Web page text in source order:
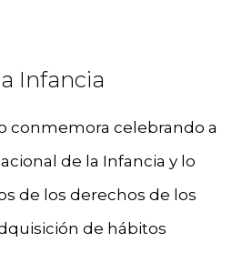
Infancia
conmemora celebrando a
de la Infancia y lo
de los derechos de los
de hábitos